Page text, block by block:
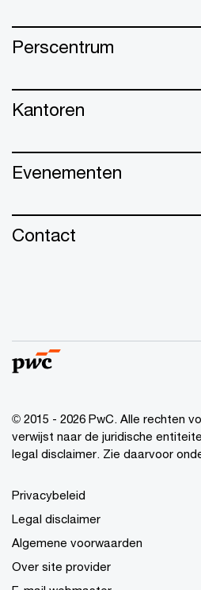
Perscentrum
Kantoren
Evenementen
Contact
© 2015 - 2026 PwC. Alle rechten
verwijst naar de juridische
legal disclaimer. Zie daarvoor
Privacybeleid
Legal disclaimer
Algemene voorwaarden
Over site provider